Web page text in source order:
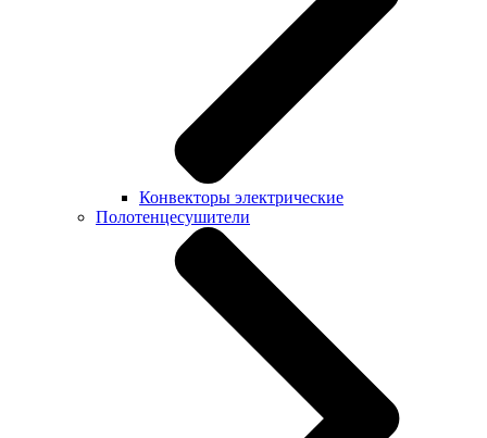
Конвекторы электрические
Полотенцесушители